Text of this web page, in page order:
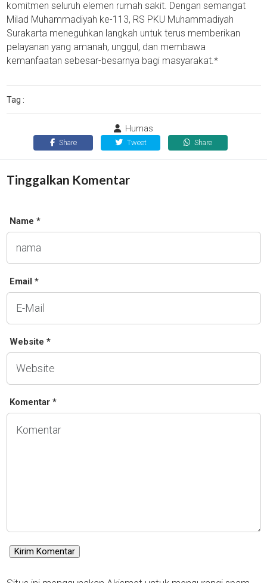
komitmen seluruh elemen rumah sakit. Dengan semangat
Milad Muhammadiyah ke-113, RS PKU Muhammadiyah
Surakarta meneguhkan langkah untuk terus memberikan
pelayanan yang amanah, unggul, dan membawa
kemanfaatan sebesar-besarnya bagi masyarakat.*
Tag :
Humas
Share Tweet Share
Tinggalkan Komentar
Name *
Email *
Website *
Komentar *